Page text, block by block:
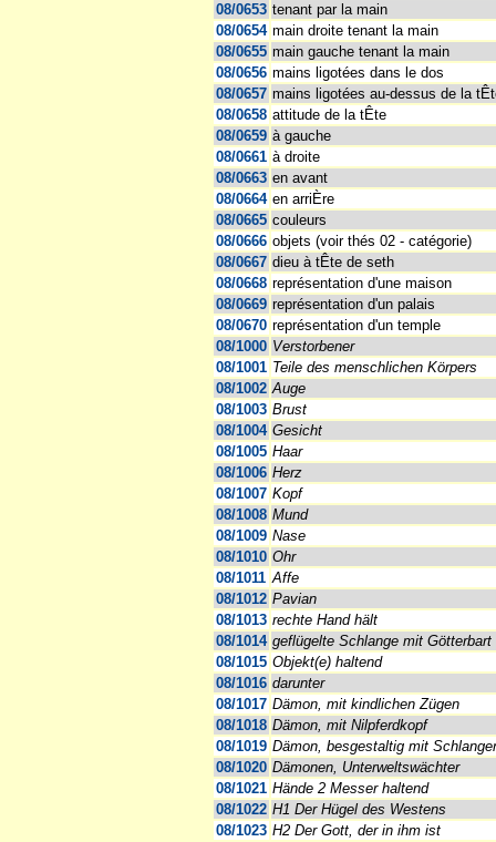
08/0653 tenant par la main
08/0654 main droite tenant la main
08/0655 main gauche tenant la main
08/0656 mains ligotées dans le dos
08/0657 mains ligotées au-dessus de la
08/0658 attitude de la tÊte
08/0659 à gauche
08/0661 à droite
08/0663 en avant
08/0664 en arriÈre
08/0665 couleurs
08/0666 objets (voir thés 02 - catégorie)
08/0667 dieu à tÊte de seth
08/0668 représentation d'une maison
08/0669 représentation d'un palais
08/0670 représentation d'un temple
08/1000 Verstorbener
08/1001 Teile des menschlichen Körpers
08/1002 Auge
08/1003 Brust
08/1004 Gesicht
08/1005 Haar
08/1006 Herz
08/1007 Kopf
08/1008 Mund
08/1009 Nase
08/1010 Ohr
08/1011 Affe
08/1012 Pavian
08/1013 rechte Hand hält
08/1014 geflügelte Schlange mit Götterbart
08/1015 Objekt(e) haltend
08/1016 darunter
08/1017 Dämon, mit kindlichen Zügen
08/1018 Dämon, mit Nilpferdkopf
08/1019 Dämon, besgestaltig mit
08/1020 Dämonen, Unterweltswächter
08/1021 Hände 2 Messer haltend
08/1022 H1 Der Hügel des Westens
08/1023 H2 Der Gott, der in ihm ist